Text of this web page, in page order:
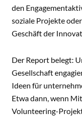
den
soziale Projekte
Geschäft der
Der Report belegt:
Gesellschaft
Ideen für
Etwa dann, wenn
Volunteering-